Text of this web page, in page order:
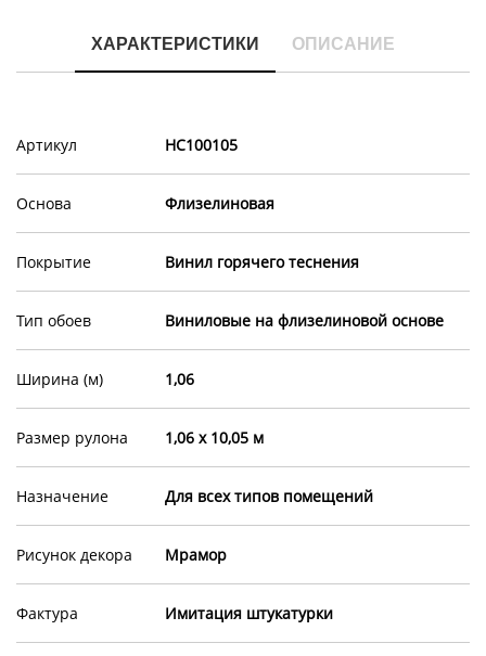
ХАРАКТЕРИСТИКИ ОПИСАНИЕ
Артикул HC100105
Основа Флизелиновая
Покрытие Винил горячего теснения
Тип обоев Виниловые на флизелиновой основе
Ширина (м) 1,06
Размер рулона 1,06 х 10,05 м
Назначение Для всех типов помещений
Рисунок декора Мрамор
Фактура Имитация штукатурки